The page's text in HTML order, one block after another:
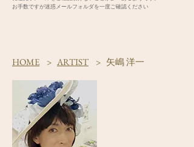
お手数ですが迷惑メールフォルダを一度ご確認ください​
HOME > ARTIST > 矢嶋 洋一